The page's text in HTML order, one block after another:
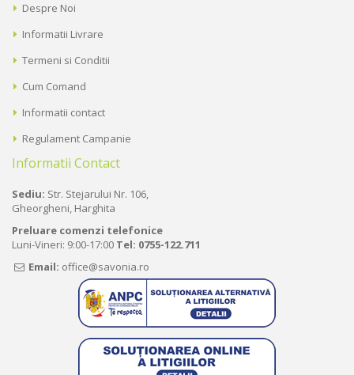
Despre Noi
Informatii Livrare
Termeni si Conditii
Cum Comand
Informatii contact
Regulament Campanie
Informatii Contact
Sediu: Str. Stejarului Nr. 106,
Gheorgheni, Harghita
Preluare comenzi telefonice
Luni-Vineri: 9:00-17:00 Tel: 0755-122.711
Email: office@savonia.ro